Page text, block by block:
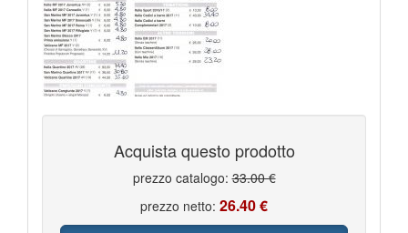
Acquista questo prodotto
prezzo catalogo:33.00 €
prezzo netto: 26.40 €